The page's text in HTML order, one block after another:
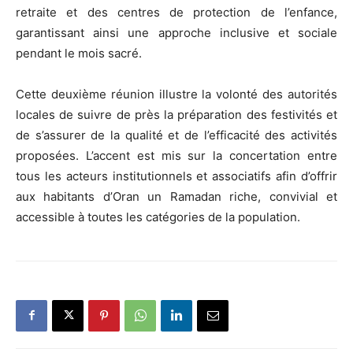
retraite et des centres de protection de l’enfance,
garantissant ainsi une approche inclusive et sociale
pendant le mois sacré.
Cette deuxième réunion illustre la volonté des autorités
locales de suivre de près la préparation des festivités et
de s’assurer de la qualité et de l’efficacité des activités
proposées. L’accent est mis sur la concertation entre
tous les acteurs institutionnels et associatifs afin d’offrir
aux habitants d’Oran un Ramadan riche, convivial et
accessible à toutes les catégories de la population.